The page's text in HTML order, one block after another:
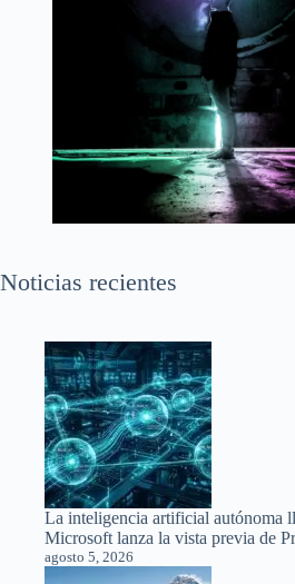
Noticias recientes
La inteligencia artificial autónoma
Microsoft lanza la vista previa de
agosto 5, 2026